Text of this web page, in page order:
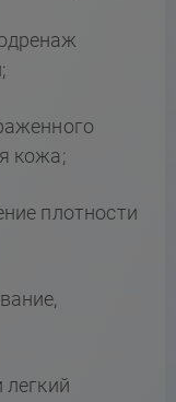
кожа;
плотности